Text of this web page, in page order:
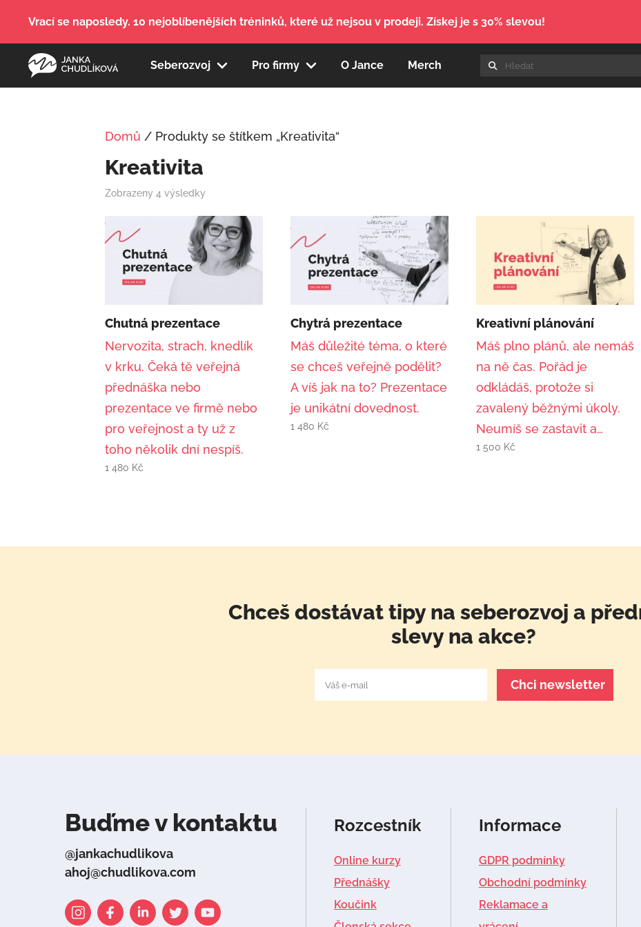
Vrací se naposledy. 10 nejoblíbenějších tréninků, které už nejsou v prodeji. Získej je s 30% slevou!
Seberozvoj Pro firmy O Jance Merch
Domů / Produkty se štítkem „Kreativita“
Kreativita
Zobrazeny 4 výsledky
Chutná prezentace
Nervozita, strach, knedlík
v krku. Čeká tě veřejná
přednáška nebo
prezentace ve firmě nebo
pro veřejnost a ty už z
toho několik dní nespíš.
1 480 Kč
Chytrá prezentace
Máš důležité téma, o které
se chceš veřejně podělit?
A víš jak na to? Prezentace
je unikátní dovednost.
1 480 Kč
Kreativní plánování
Máš plno plánů, ale nemáš
na ně čas. Pořád je
odkládáš, protože si
zavalený běžnými úkoly.
Neumíš se zastavit a…
1 500 Kč
Chceš dostávat tipy na seberozvoj a
slevy na akce?
Buďme v kontaktu
@jankachudlikova
ahoj@chudlikova.com
Rozcestník
Online kurzy
Přednášky
Koučink
Informace
GDPR podmínky
Obchodní podmínky
Reklamace a